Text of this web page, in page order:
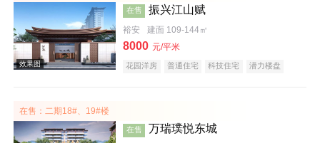
效果图
在售 振兴江山赋
裕安 建面 109-144㎡
8000 元/平米
花园洋房 普通住宅 科技住宅
潜力楼盘
在售：二期18#、19#楼
在售 万瑞璞悦东城